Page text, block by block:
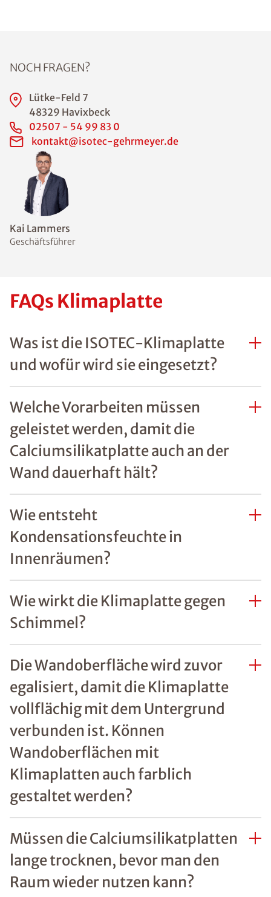
Kai Lammers
Geschäftsführer
NOCH FRAGEN?
Lütke-Feld 7
48329 Havixbeck
02507 - 54 99 83 0
kontakt@isotec-gehrmeyer.de
FAQs Klimaplatte
Was ist die ISOTEC-Klimaplatte
und wofür wird sie eingesetzt?
Welche Vorarbeiten müssen
geleistet werden, damit die
Calciumsilikatplatte auch an der
Wand dauerhaft hält?
Wie entsteht
Kondensationsfeuchte in
Innenräumen?
Wie wirkt die Klimaplatte gegen
Schimmel?
Die Wandoberfläche wird zuvor
egalisiert, damit die Klimaplatte
vollflächig mit dem Untergrund
verbunden ist. Können
Wandoberflächen mit
Klimaplatten auch farblich
gestaltet werden?
Müssen die Calciumsilikatplatten
lange trocknen, bevor man den
Raum wieder nutzen kann?